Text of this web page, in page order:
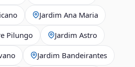
Jardim Ana Maria
Pilungo Jardim Astro
Jardim Bandeirantes